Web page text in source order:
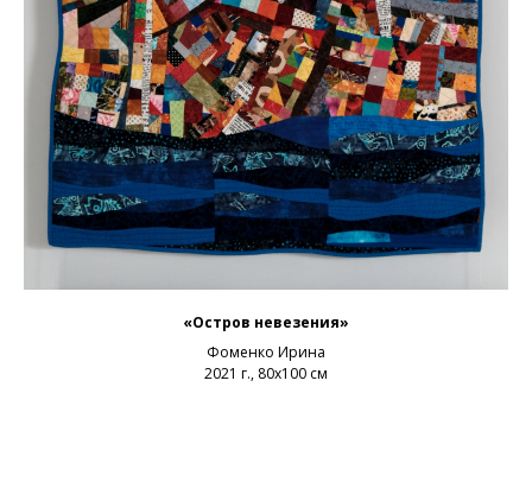
«Остров невезения»
Фоменко Ирина
2021 г., 80х100 см